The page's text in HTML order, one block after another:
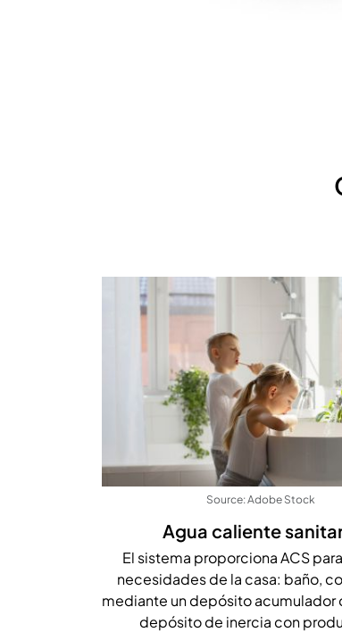
Source: Adobe Stock
Agua caliente
El sistema proporciona ACS
necesidades de la casa: baño,
mediante un depósito acumulador
depósito de inercia con